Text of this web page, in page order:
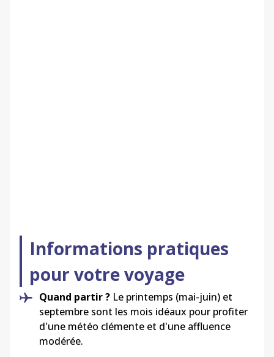
Informations pratiques
pour votre voyage
Quand partir ? Le printemps (mai-juin) et
septembre sont les mois idéaux pour profiter
d'une météo clémente et d'une affluence
modérée.